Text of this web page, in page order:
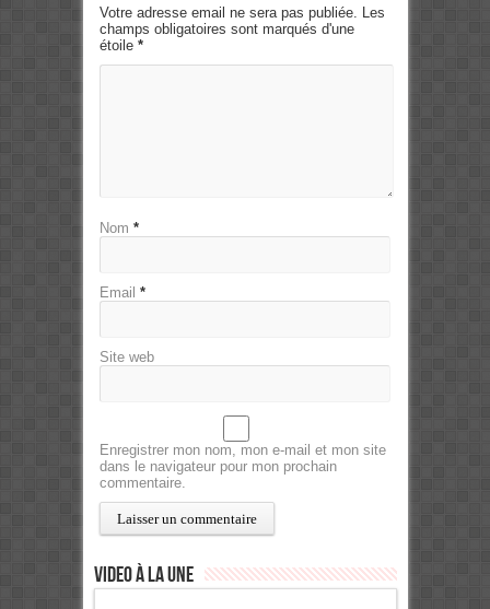
Votre adresse email ne sera pas publiée. Les
champs obligatoires sont marqués d'une
étoile *
Nom *
Email *
Site web
Enregistrer mon nom, mon e-mail et mon site
dans le navigateur pour mon prochain
commentaire.
Video à la Une